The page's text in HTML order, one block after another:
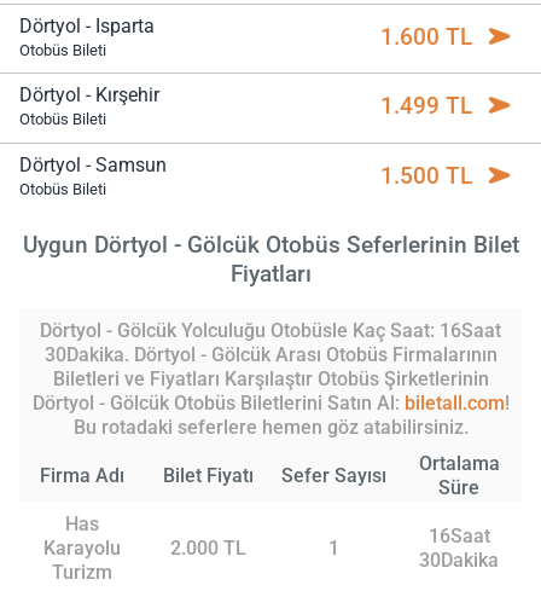
Dörtyol - Isparta
Otobüs Bileti 1.600 TL
Dörtyol - Kırşehir
Otobüs Bileti 1.499 TL
Dörtyol - Samsun
Otobüs Bileti 1.500 TL
Uygun Dörtyol - Gölcük Otobüs Seferlerinin Bilet
Fiyatları
Dörtyol - Gölcük Yolculuğu Otobüsle Kaç Saat: 16Saat
30Dakika. Dörtyol - Gölcük Arası Otobüs Firmalarının
Biletleri ve Fiyatları Karşılaştır Otobüs Şirketlerinin
Dörtyol - Gölcük Otobüs Biletlerini Satın Al: biletall.com!
Bu rotadaki seferlere hemen göz atabilirsiniz.
Firma Adı Bilet Fiyatı Sefer Sayısı
Ortalama
Süre
Has
Karayolu
Turizm
2.000 TL 1
16Saat
30Dakika